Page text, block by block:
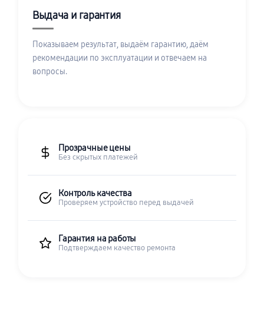
Выдача и гарантия
Показываем результат, выдаём гарантию, даём
рекомендации по эксплуатации и отвечаем на
вопросы.
Прозрачные цены
Без скрытых платежей
Контроль качества
Проверяем устройство перед выдачей
Гарантия на работы
Подтверждаем качество ремонта